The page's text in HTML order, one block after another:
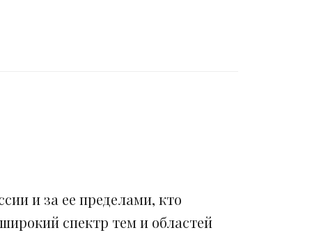
и за ее пределами, кто
спектр тем и областей